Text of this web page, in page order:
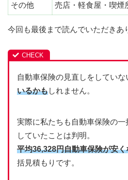
その他 売店・軽食屋・喫煙
今回も最後まで読んでいただきあ
自動車保険の見直しをしていな
いるかもしれません。
実際に私たちも自動車保険の
していたことは判明。
平均36,328円自動車保険が安く
括見積もりです。